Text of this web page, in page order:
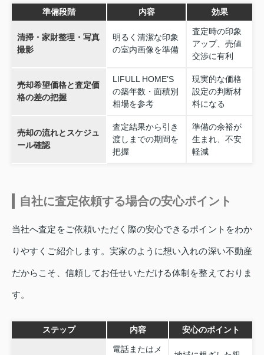
準備段階 内容 効果
清掃・家財整理・写真
撮影
明るく清潔な印象
の室内画像を準備
査定時の印象
アップ、売値
交渉に有利
売却希望価格と査定価
格の差の把握
LIFULL HOME’S
の築年数・面積別
相場を参考
現実的な価格
設定の判断材
料になる
売却の流れとスケジュ
ール確認
査定結果から引き
渡しまでの期間を
把握
準備の余裕が
生まれ、不安
軽減
自社に査定依頼する場合の安心ポイント
当社へ査定をご依頼いただく際の安心できるポイントをわか
りやすくご紹介します。実家のように想い入れの深い不動産
だからこそ、信頼してお任せいただける体制を整えておりま
す。
ステップ 内容 安心のポイント
電話またはメ